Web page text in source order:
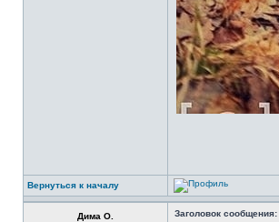
Вернуться к началу
Дима О. Заголовок сообщения: